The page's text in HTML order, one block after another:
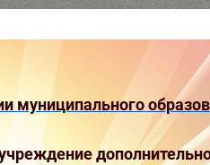
муниципального